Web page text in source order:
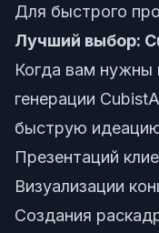
Для быстрого
Лучший выбор:
Когда вам нужны
генерации
быструю
Презентаций
Визуализации
Создания